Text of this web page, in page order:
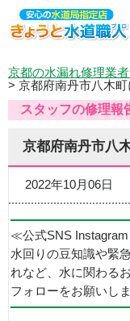
京都の水漏れ修理業
> 京都府南丹市八木
スタッフの修理報
京都府南丹市八
2022年10月06日
≪公式SNS
水回りの豆知識や緊
れなど、水に関わる
フォローをお願いし